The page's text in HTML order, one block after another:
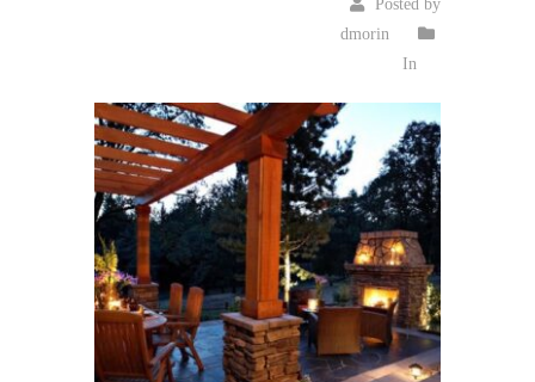
Posted by
dmorin
In